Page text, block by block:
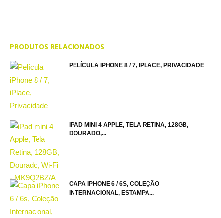
PRODUTOS RELACIONADOS
PELÍCULA IPHONE 8 / 7, IPLACE, PRIVACIDADE
IPAD MINI 4 APPLE, TELA RETINA, 128GB,
DOURADO,...
CAPA IPHONE 6 / 6S, COLEÇÃO
INTERNACIONAL, ESTAMPA...